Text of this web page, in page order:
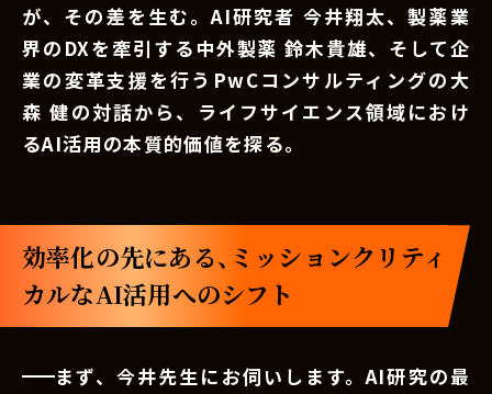
が、その差を生む。AI研究者 今井翔太、製薬業
界のDXを牽引する中外製薬 鈴木貴雄、そして企
業の変革支援を行うPwCコンサルティングの大
森 健の対話から、ライフサイエンス領域におけ
るAI活用の本質的価値を探る。
効率化の先にある、ミッションクリティ
カルなAI活用へのシフト
まず、今井先生にお伺いします。AI研究の最